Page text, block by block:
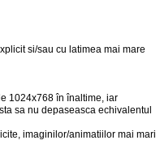
si/sau cu latimea mai mare
1024x768 în înaltime, iar
sa nu depaseasca echivalentul
imaginilor/animatiilor mai mari